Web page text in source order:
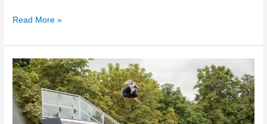
Read More »
Cuánto
se
Tarda
en
Hacer